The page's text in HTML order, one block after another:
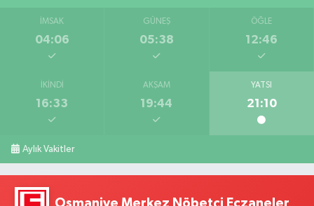
İMSAK
04:06
GÜNEŞ
05:38
ÖĞLE
12:46
İKINDI
16:33
AKŞAM
19:44
YATSI
21:10
Aylık Vakitler